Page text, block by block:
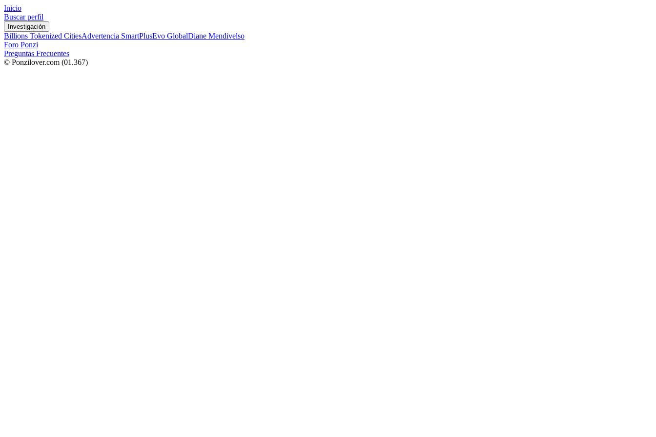
Inicio
Buscar perfil
Investigación
Billions Tokenized CitiesAdvertencia SmartPlusEvo GlobalDiane Mendivelso
Foro Ponzi
Preguntas Frecuentes
© Ponzilover.com (01.367)